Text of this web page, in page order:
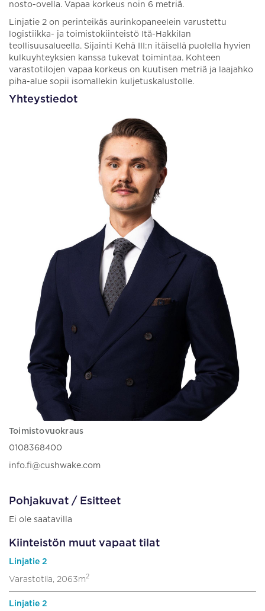
nosto-ovella. Vapaa korkeus noin 6 metriä.
Linjatie 2 on perinteikäs aurinkopaneelein varustettu
logistiikka- ja toimistokiinteistö Itä-Hakkilan
teollisuusalueella. Sijainti Kehä III:n itäisellä puolella hyvien
kulkuyhteyksien kanssa tukevat toimintaa. Kohteen
varastotilojen vapaa korkeus on kuutisen metriä ja laajahko
piha-alue sopii isomallekin kuljetuskalustolle.
Yhteystiedot
Toimistovuokraus
0108368400
info.fi@cushwake.com
Pohjakuvat / Esitteet
Ei ole saatavilla
Kiinteistön muut vapaat tilat
Linjatie 2
Varastotila, 2063m2
Linjatie 2